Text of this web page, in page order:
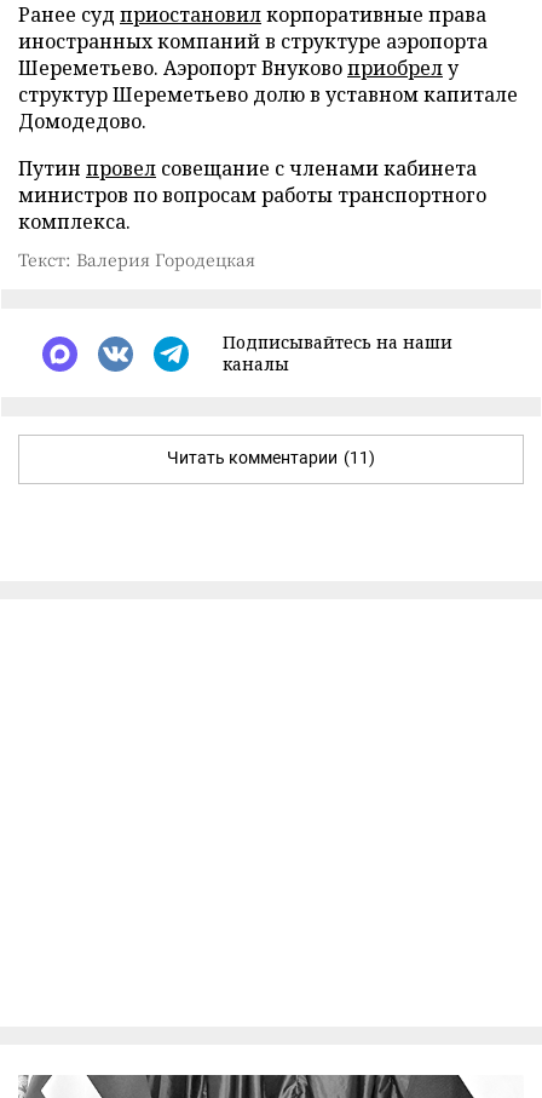
Ранее суд приостановилкорпоративные права
иностранных компаний в структуре аэропорта
Шереметьево. Аэропорт Внуковоприобрелу
структур Шереметьево долю в уставном капитале
Домодедово.
Путин провел совещание с членами кабинета
министров по вопросам работы транспортного
комплекса.
Текст: Валерия Городецкая
Подписывайтесь на наши
каналы
Читать комментарии (11)